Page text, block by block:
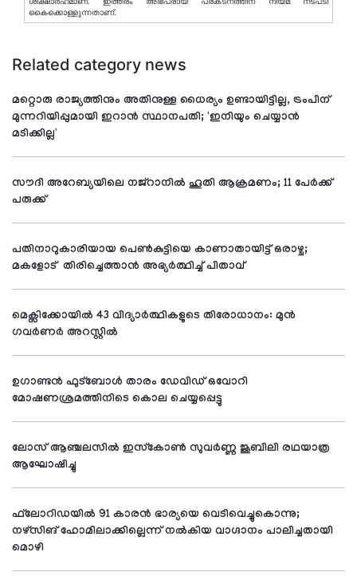
കൈക്കൊള്ളുന്നതാണ്.
Related category news
മറ്റൊരു രാജ്യത്തിനും അതിനുള്ള ധൈര്യം ഉണ്ടായിട്ടില്ല, ട്രംപിന്
മുന്നറിയിപ്പുമായി ഇറാൻ സ്ഥാനപതി; 'ഇനിയും ചെയ്യാൻ
മടിക്കില്ല'
സൗദി അറേബ്യയിലെ നജ്റാനില്‍ ഹൂതി ആക്രമണം; 11 പേര്‍ക്ക്
പരുക്ക്
പതിനാറുകാരിയായ പെണ്‍കുട്ടിയെ കാണാതായിട്ട് ഒരാഴ്ച;
മകളോട് തിരിച്ചെത്താന്‍ അഭ്യര്‍ത്ഥിച്ച് പിതാവ്
മെക്സിക്കോയില്‍ 43 വിദ്യാര്‍ത്ഥികളുടെ തിരോധാനം: മുന്‍
ഗവര്‍ണര്‍ അറസ്റ്റില്‍
ഉഗാണ്ടന്‍ ഫുട്‌ബോള്‍ താരം ഡേവിഡ് ഒവോറി
മോഷണശ്രമത്തിനിടെ കൊല ചെയ്യപ്പെട്ടു
ലോസ് ആഞ്ചലസില്‍ ഇസ്‌കോണ്‍ സുവര്‍ണ്ണ ജൂബിലി രഥയാത്ര
ആഘോഷിച്ചു
ഫ്‌ലോറിഡയില്‍ 91 കാരന്‍ ഭാര്യയെ വെടിവെച്ചുകൊന്നു;
നഴ്‌സിങ് ഹോമിലാക്കില്ലെന്ന് നല്‍കിയ വാഗ്ദാനം പാലിച്ചതായി
മൊഴി